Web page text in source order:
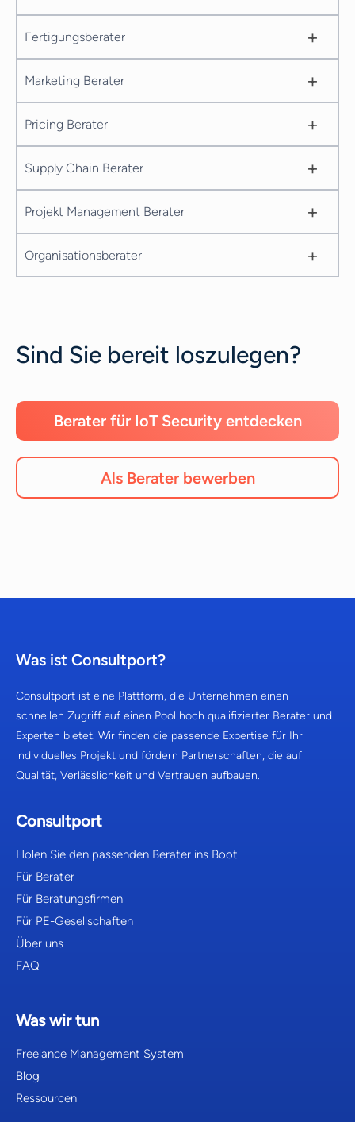
Fertigungsberater +
Marketing Berater +
Pricing Berater +
Supply Chain Berater +
Projekt Management Berater +
Organisationsberater +
Sind Sie bereit loszulegen?
Berater für IoT Security entdecken
Als Berater bewerben
Was ist Consultport?
Consultport ist eine Plattform, die Unternehmen einen
schnellen Zugriff auf einen Pool hoch qualifizierter Berater und
Experten bietet. Wir finden die passende Expertise für Ihr
individuelles Projekt und fördern Partnerschaften, die auf
Qualität, Verlässlichkeit und Vertrauen aufbauen.
Consultport
Holen Sie den passenden Berater ins Boot
Für Berater
Für Beratungsfirmen
Für PE-Gesellschaften
Über uns
FAQ
Was wir tun
Freelance Management System
Blog
Ressourcen